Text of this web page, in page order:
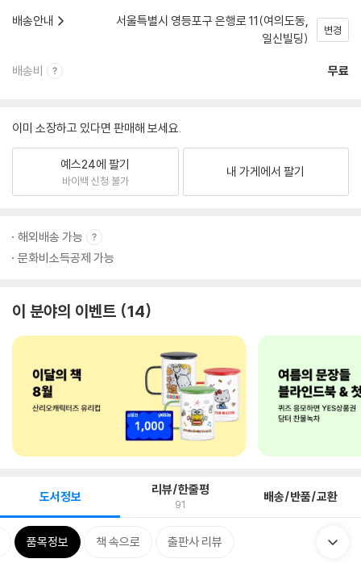
배송안내
서울특별시 영등포구 은행로 11(여의도동,
일신빌딩)
변경
배송비 무료
이미 소장하고 있다면 판매해 보세요.
예스24에 팔기
바이백 신청 불가
내 가게에서 팔기
해외배송 가능
문화비소득공제 가능
이 분야의 이벤트 14
도서정보 리뷰/한줄평
91 배송/반품/교환
품목정보 책 속으로 출판사 리뷰